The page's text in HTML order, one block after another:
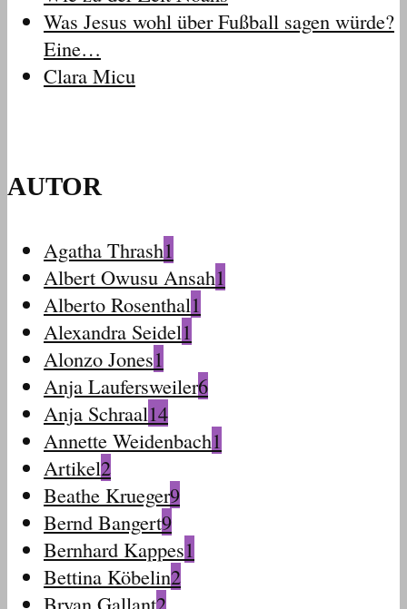
Was Jesus wohl über Fußball sagen würde?
Eine…
Clara Micu
AUTOR
Agatha Thrash1
Albert Owusu Ansah1
Alberto Rosenthal1
Alexandra Seidel1
Alonzo Jones1
Anja Laufersweiler6
Anja Schraal14
Annette Weidenbach1
Artikel2
Beathe Krueger9
Bernd Bangert9
Bernhard Kappes1
Bettina Köbelin2